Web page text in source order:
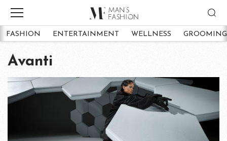
FASHION ENTERTAINMENT WELLNESS GROOMING
Avanti